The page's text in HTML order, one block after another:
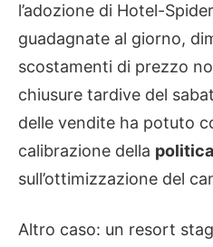
l’adozione di Hotel-
guadagnate al giorno,
scostamenti di prezzo
chiusure tardive del
delle vendite ha potuto
calibrazione della
sull’ottimizzazione del
Altro caso: un resort